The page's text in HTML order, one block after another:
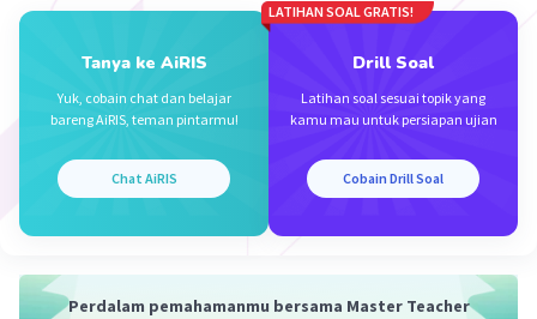
∠QSR = 180 - ∠TSR = 180° - 65° = 115°
∠PRS = 180 - ∠TRS = 180 - 65° = 115°
Jadi, ∠TPQ = 65°, ∠TSR = 65°, ∠TQP = 65°,
∠QSR = 115°, ∠PRS = 115°.
Beri Rating 1 Balas
Tanya ke AiRIS
Yuk, cobain chat dan belajar
bareng AiRIS, teman pintarmu!
Chat AiRIS
LATIHAN SOAL GRATIS!
Drill Soal
Latihan soal sesuai topik yang
kamu mau untuk persiapan ujian
Cobain Drill Soal
Perdalam pemahamanmu bersama Master Teacher